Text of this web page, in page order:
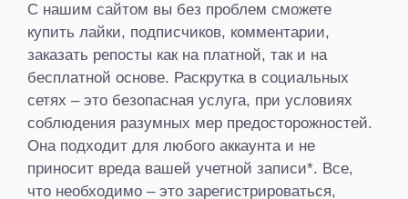
С нашим сайтом вы без проблем сможете
купить лайки, подписчиков, комментарии,
заказать репосты как на платной, так и на
бесплатной основе. Раскрутка в социальных
сетях – это безопасная услуга, при условиях
соблюдения разумных мер предосторожностей.
Она подходит для любого аккаунта и не
приносит вреда вашей учетной записи*. Все,
что необходимо – это зарегистрироваться,